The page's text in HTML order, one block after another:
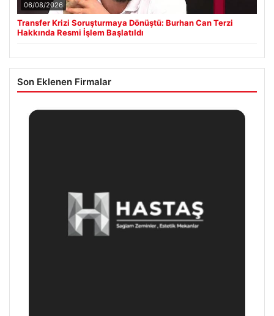
06/08/2026
Transfer Krizi Soruşturmaya Dönüştü: Burhan Can Terzi
Hakkında Resmi İşlem Başlatıldı
Son Eklenen Firmalar